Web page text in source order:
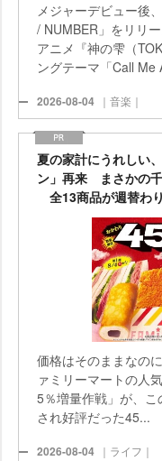
メジャーデビュー後
/ NUMBER」をリリ
アニメ『神の雫（
ングテーマ「Call Me
2026-08-04 ｜音楽｜
夏の家計にうれしい
ン」再来 まさかの
全13商品が週替わ
価格はそのままなの
ァミリーマートの人
5％増量作戦」が、
され好評だった45...
2026-08-04 ｜ライフ｜